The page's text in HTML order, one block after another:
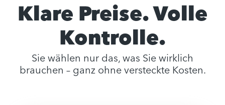
Klare Preise. Volle
Kontrolle.
Sie wählen nur das, was Sie wirklich
brauchen – ganz ohne versteckte Kosten.